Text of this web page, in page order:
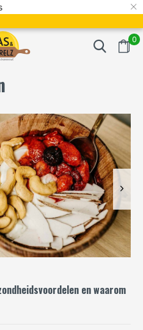
×
0
dag geleverd Gratis
en waarom